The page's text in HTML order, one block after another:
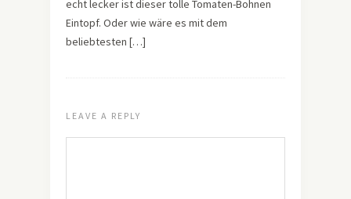
echt lecker ist dieser tolle Tomaten-Bohnen
Eintopf. Oder wie wäre es mit dem
beliebtesten […]
LEAVE A REPLY